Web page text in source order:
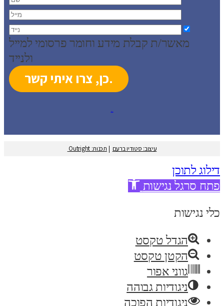
מאשר/ת קבלת מידע וחומר פרסומי למייל
ולנייד
עיצוב: סטודיו ברעם | תכנות: Outright
דילוג לתוכן
פתח סרגל נגישות
כלי נגישות
הגדל טקסט
הקטן טקסט
גווני אפור
ניגודיות גבוהה
ניגודיות הפוכה